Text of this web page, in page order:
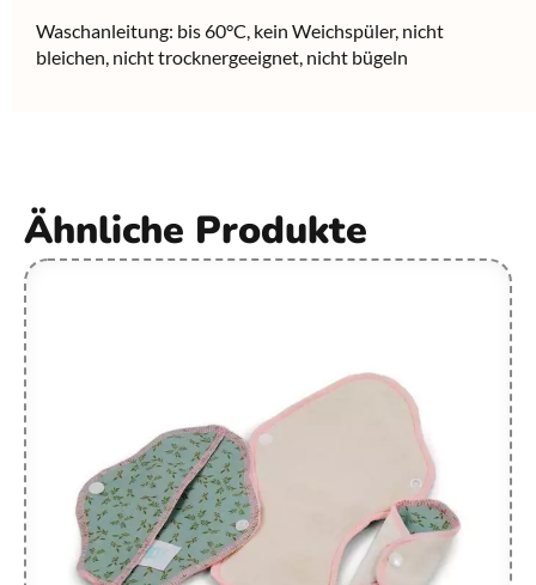
Waschanleitung: bis 60°C, kein Weichspüler, nicht
bleichen, nicht trocknergeeignet, nicht bügeln
Ähnliche Produkte